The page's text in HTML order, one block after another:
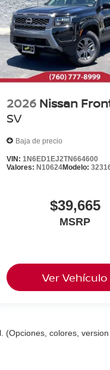
2026 Nissan
SV
Baja de precio
VIN:1N6ED1EJ2TN664600
Valores: N10624Modelo:
$39,665
MSRP
Ver Vehículo
(Opciones, colores,